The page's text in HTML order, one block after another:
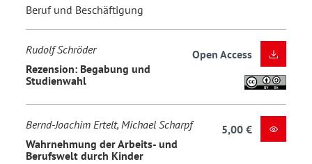
Beruf und Beschäftigung
Rudolf Schröder
Rezension: Begabung und
Studienwahl
Open Access
Bernd-Joachim Ertelt, Michael Scharpf
Wahrnehmung der Arbeits- und
Berufswelt durch Kinder
5,00 €